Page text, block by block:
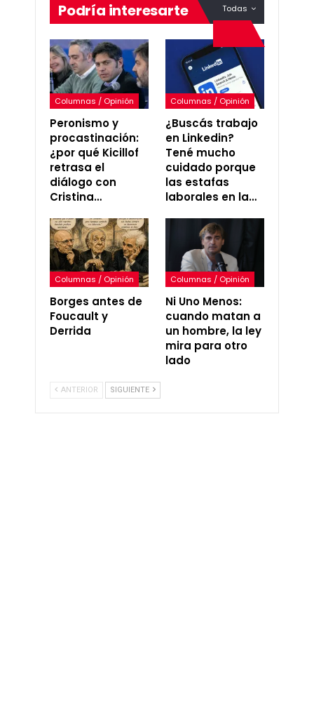
Todas
Podría interesarte
Columnas / Opinión
Peronismo y
procastinación:
¿por qué Kicillof
retrasa el
diálogo con
Cristina…
Columnas / Opinión
¿Buscás trabajo
en Linkedin?
Tené mucho
cuidado porque
las estafas
laborales en la…
Columnas / Opinión
Borges antes de
Foucault y
Derrida
Columnas / Opinión
Ni Uno Menos:
cuando matan a
un hombre, la ley
mira para otro
lado
ANTERIOR SIGUIENTE